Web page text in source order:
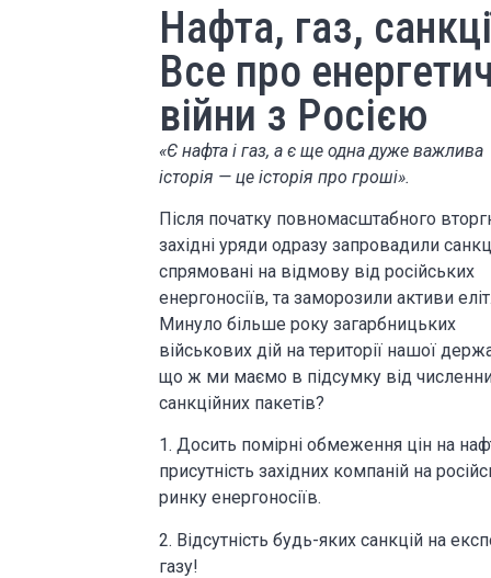
Нафта, газ,
Все про
війни з Росією
«Є нафта і газ, а є ще одна дуже важлива
історія — це історія про гроші».
Після початку повномасштабного
західні уряди одразу запровадили
спрямовані на відмову від російських
енергоносіїв, та заморозили активи
Минуло більше року загарбницьких
військових дій на території нашої
що ж ми маємо в підсумку від
санкційних пакетів?
1. Досить помірні обмеження цін на
присутність західних компаній на
ринку енергоносіїв.
2. Відсутність будь-яких санкцій на
газу!